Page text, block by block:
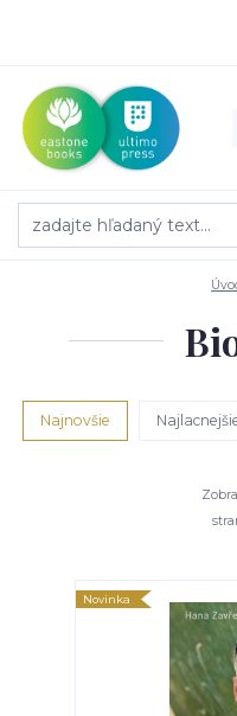
Najnovšie
Novinka